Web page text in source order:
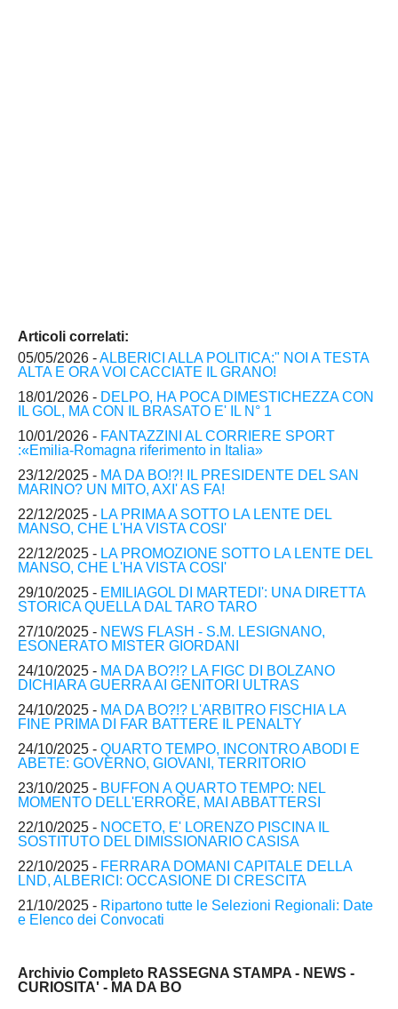
Articoli correlati:
05/05/2026 -ALBERICI ALLA POLITICA:" NOI A TESTA
ALTA E ORA VOI CACCIATE IL GRANO!
18/01/2026 - DELPO, HA POCA DIMESTICHEZZA CON
IL GOL, MA CON IL BRASATO E' IL N° 1
10/01/2026 - FANTAZZINI AL CORRIERE SPORT
:«Emilia-Romagna riferimento in Italia»
23/12/2025 - MA DA BO!?! IL PRESIDENTE DEL SAN
MARINO? UN MITO, AXI' AS FA!
22/12/2025 - LA PRIMA A SOTTO LA LENTE DEL
MANSO, CHE L'HA VISTA COSI'
22/12/2025 - LA PROMOZIONE SOTTO LA LENTE DEL
MANSO, CHE L'HA VISTA COSI'
29/10/2025 - EMILIAGOL DI MARTEDI': UNA DIRETTA
STORICA QUELLA DAL TARO TARO
27/10/2025 - NEWS FLASH - S.M. LESIGNANO,
ESONERATO MISTER GIORDANI
24/10/2025 - MA DA BO?!? LA FIGC DI BOLZANO
DICHIARA GUERRA AI GENITORI ULTRAS
24/10/2025 - MA DA BO?!? L'ARBITRO FISCHIA LA
FINE PRIMA DI FAR BATTERE IL PENALTY
24/10/2025 - QUARTO TEMPO, INCONTRO ABODI E
ABETE: GOVERNO, GIOVANI, TERRITORIO
23/10/2025 - BUFFON A QUARTO TEMPO: NEL
MOMENTO DELL'ERRORE, MAI ABBATTERSI
22/10/2025 - NOCETO, E' LORENZO PISCINA IL
SOSTITUTO DEL DIMISSIONARIO CASISA
22/10/2025 - FERRARA DOMANI CAPITALE DELLA
LND, ALBERICI: OCCASIONE DI CRESCITA
21/10/2025 - Ripartono tutte le Selezioni Regionali: Date
e Elenco dei Convocati
Archivio Completo RASSEGNA STAMPA - NEWS -
CURIOSITA' - MA DA BO